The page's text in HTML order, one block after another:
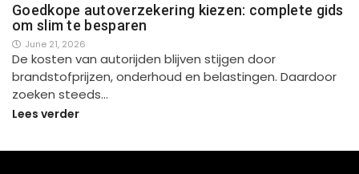
Goedkope autoverzekering kiezen: complete gids
om slim te besparen
June 21, 2026
De kosten van autorijden blijven stijgen door
brandstofprijzen, onderhoud en belastingen. Daardoor
zoeken steeds…
Lees verder